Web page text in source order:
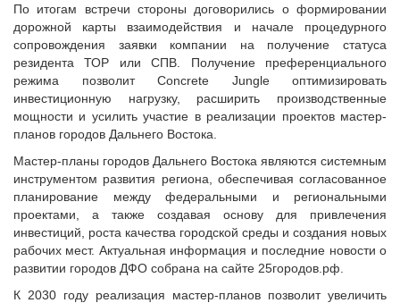
По итогам встречи стороны договорились о формировании
дорожной карты взаимодействия и начале процедурного
сопровождения заявки компании на получение статуса
резидента ТОР или СПВ. Получение преференциального
режима позволит Concrete Jungle оптимизировать
инвестиционную нагрузку, расширить производственные
мощности и усилить участие в реализации проектов мастер-
планов городов Дальнего Востока.
Мастер-планы городов Дальнего Востока являются системным
инструментом развития региона, обеспечивая согласованное
планирование между федеральными и региональными
проектами, а также создавая основу для привлечения
инвестиций, роста качества городской среды и создания новых
рабочих мест. Актуальная информация и последние новости о
развитии городов ДФО собрана на сайте 25городов.рф.
К 2030 году реализация мастер-планов позволит увеличить